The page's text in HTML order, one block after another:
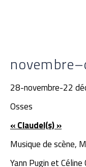
28-novembre-22
Osses
« Claudel(s) »
Musique de scène,
Yann Pugin et Céline